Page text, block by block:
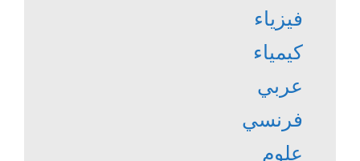
فيزياء
كيمياء
عربي
فرنسي
علوم